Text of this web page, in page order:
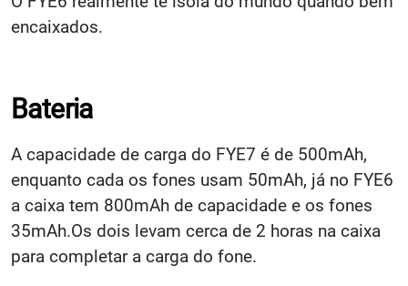
encaixados.
Bateria
A capacidade de carga do FYE7 é de 500mAh,
enquanto cada os fones usam 50mAh, já no FYE6
a caixa tem 800mAh de capacidade e os fones
35mAh.Os dois levam cerca de 2 horas na caixa
para completar a carga do fone.